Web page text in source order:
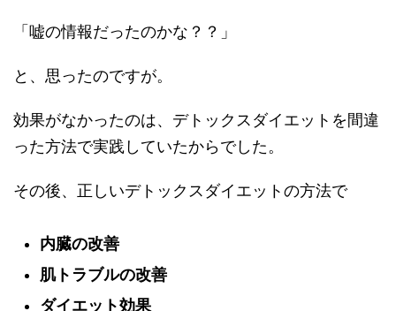
「嘘の情報だったのかな？？」
と、思ったのですが。
効果がなかったのは、デトックスダイエットを間違
った方法で実践していたからでした。
その後、正しいデトックスダイエットの方法で
内臓の改善
肌トラブルの改善
ダイエット効果